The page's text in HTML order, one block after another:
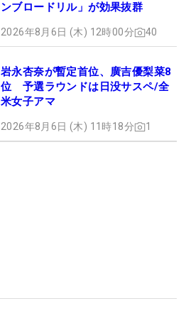
ンブロードリル」が効果抜群
2026年8月6日 (木) 12時00分 40
岩永杏奈が暫定首位、廣吉優梨菜8
位 予選ラウンドは日没サスペ/全
米女子アマ
2026年8月6日 (木) 11時18分 1